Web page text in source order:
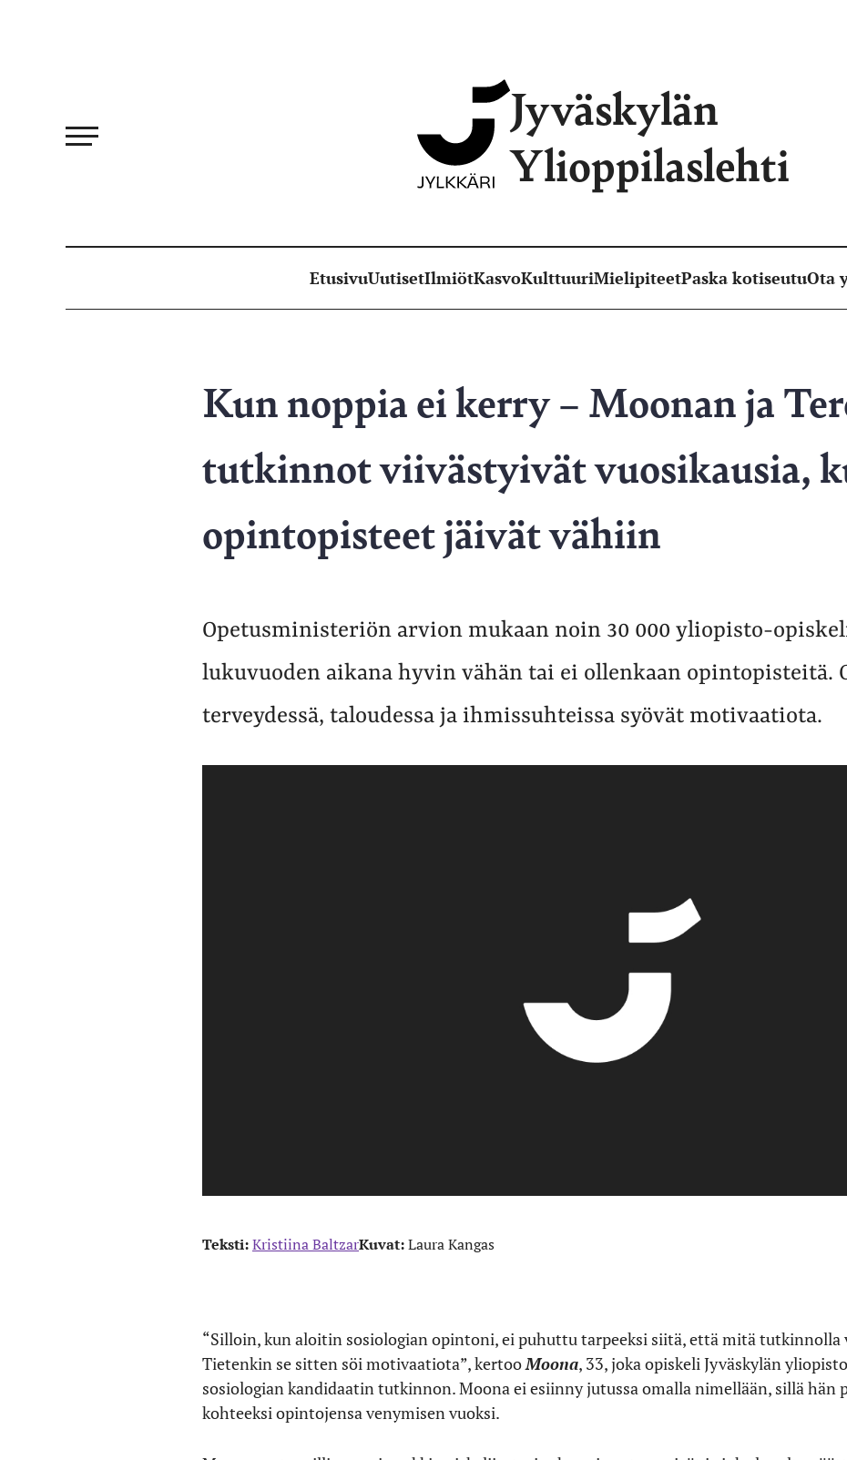
Jyväskylän
Ylioppilaslehti
EtusivuUutisetIlmiötKasvoKulttuuriMielipiteetPaska kotiseutuOta
Kun noppia ei kerry – Moonan ja
tutkinnot viivästyivät vuosikausia,
opintopisteet jäivät vähiin
Opetusministeriön arvion mukaan noin 30 000 yliopisto-
lukuvuoden aikana hyvin vähän tai ei ollenkaan opintopisteitä.
terveydessä, taloudessa ja ihmissuhteissa syövät motivaatiota.
Teksti:Kristiina BaltzarKuvat:Laura Kangas
“Silloin, kun aloitin sosiologian opintoni, ei puhuttu tarpeeksi siitä, että mitä tutkinnolla
Tietenkin se sitten söi motivaatiota”, kertooMoona, 33, joka opiskeli Jyväskylän
sosiologian kandidaatin tutkinnon. Moona ei esiinny jutussa omalla nimellään, sillä hän
kohteeksi opintojensa venymisen vuoksi.